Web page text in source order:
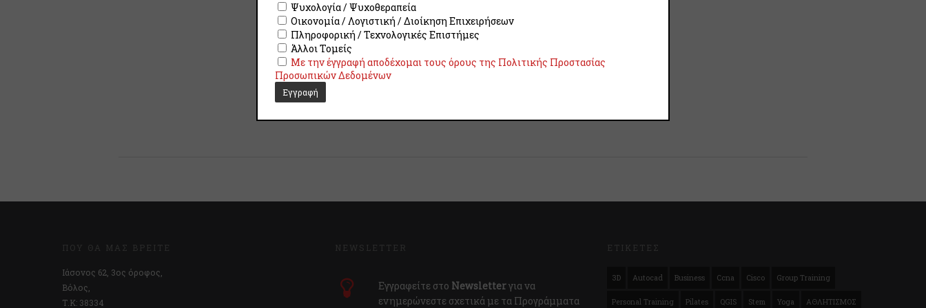
υπηρεσιών;” επιλέξτε “Όχι”.
ΠΟΎ ΘΑ ΜΑΣ ΒΡΕΊΤΕ
Ιάσονος 62, 3ος όροφος,
Βόλος,
Τ.Κ: 38334
NEWSLETTER
Εγγραφείτε στο Newsletterγια να
ενημερώνεστε σχετικά με τα Προγράμματα
ΕΤΙΚΕΤΕΣ
3D Autocad Business Ccna Cisco Group Training
Personal Training Pilates QGIS Stem Yoga ΑΘΛΗΤΙΣΜΟΣ
Ψυχολογία / Ψυχοθεραπεία
Οικονομία / Λογιστική / Διοίκηση Επιχειρήσεων
Πληροφορική / Τεχνολογικές Επιστήμες
Άλλοι Τομείς
Με την έγγραφή αποδέχομαι τους όρους της Πολιτικής Προστασίας
Προσωπικών Δεδομένων